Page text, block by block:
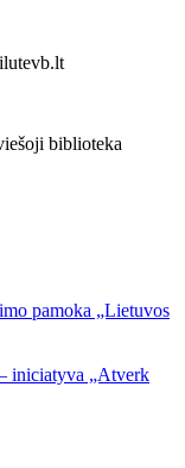
biblioteka
iniciatyva „Atverk